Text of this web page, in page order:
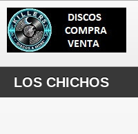
LOS CHICHOS